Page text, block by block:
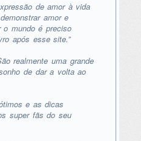
de amor à vida
amor e
mundo é preciso
após esse site.”
realmente uma grande
de dar a volta ao
e as dicas
super fãs do seu